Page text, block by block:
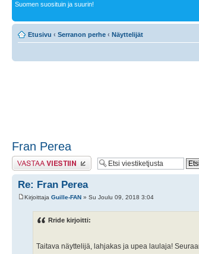
Suomen suosituin ja suurin!
Etusivu ‹ Serranon perhe ‹ Näyttelijät
Fran Perea
Lähetä vastaus
Re: Fran Perea
Kirjoittaja Guille-FAN » Su Joulu 09, 2018 3:04
Rride kirjoitti:
Taitava näyttelijä, lahjakas ja upea laulaja!